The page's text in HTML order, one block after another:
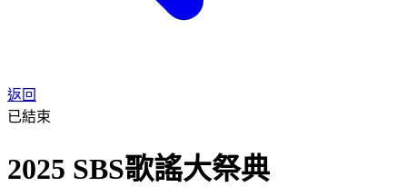
返回
已結束
2025 SBS歌謠大祭典